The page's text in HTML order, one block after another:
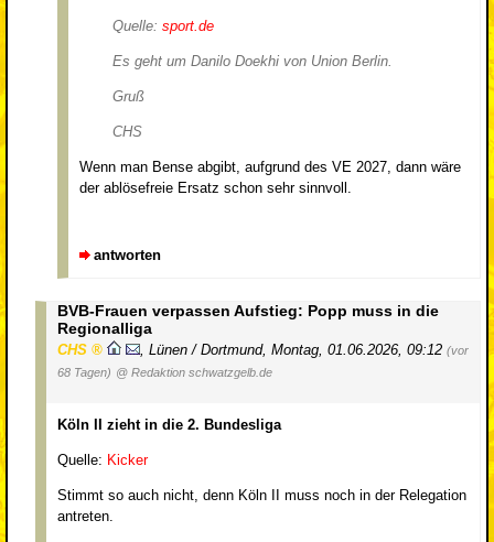
Quelle: sport.de
Es geht um Danilo Doekhi von Union Berlin.
Gruß
CHS
Wenn man Bense abgibt, aufgrund des VE 2027, dann wäre
der ablösefreie Ersatz schon sehr sinnvoll.
antworten
BVB-Frauen verpassen Aufstieg: Popp muss in die
Regionalliga
CHS Lünen / Dortmund, Montag, 01.06.2026, 09:12 (vor
68 Tagen) @ Redaktion schwatzgelb.de
Köln II zieht in die 2. Bundesliga
Quelle: Kicker
Stimmt so auch nicht, denn Köln II muss noch in der Relegation
antreten.